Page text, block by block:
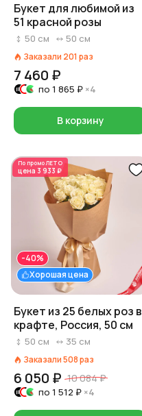
Букет для любимой из
51 красной розы
50 см 50 см
Заказали 201 раз
7 460 ₽
по 1 865 ₽ ×4
В корзину
По промоЛЕТО
цена 3 933 ₽
Хорошая цена
-40%
Букет из 25 белых роз в
крафте, Россия, 50 см
50 см 35 см
Заказали508раз
6 050 ₽ 10 084 ₽
по 1 512 ₽ ×4